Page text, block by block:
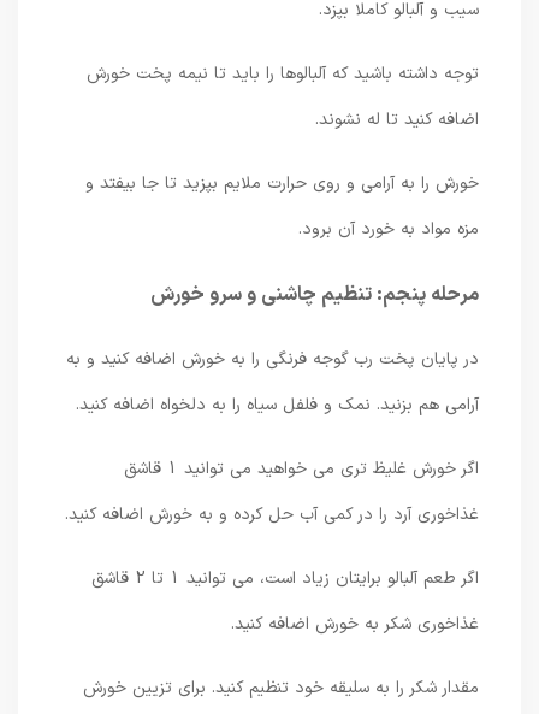
سیب و آلبالو کاملا بپزد.
توجه داشته باشید که آلبالوها را باید تا نیمه پخت خورش
اضافه کنید تا له نشوند.
خورش را به آرامی و روی حرارت ملایم بپزید تا جا بیفتد و
مزه مواد به خورد آن برود.
مرحله پنجم: تنظیم چاشنی و سرو خورش
در پایان پخت رب گوجه فرنگی را به خورش اضافه کنید و به
آرامی هم بزنید. نمک و فلفل سیاه را به دلخواه اضافه کنید.
اگر خورش غلیظ تری می خواهید می توانید 1 قاشق
غذاخوری آرد را در کمی آب حل کرده و به خورش اضافه کنید.
اگر طعم آلبالو برایتان زیاد است، می توانید 1 تا 2 قاشق
غذاخوری شکر به خورش اضافه کنید.
مقدار شکر را به سلیقه خود تنظیم کنید. برای تزیین خورش